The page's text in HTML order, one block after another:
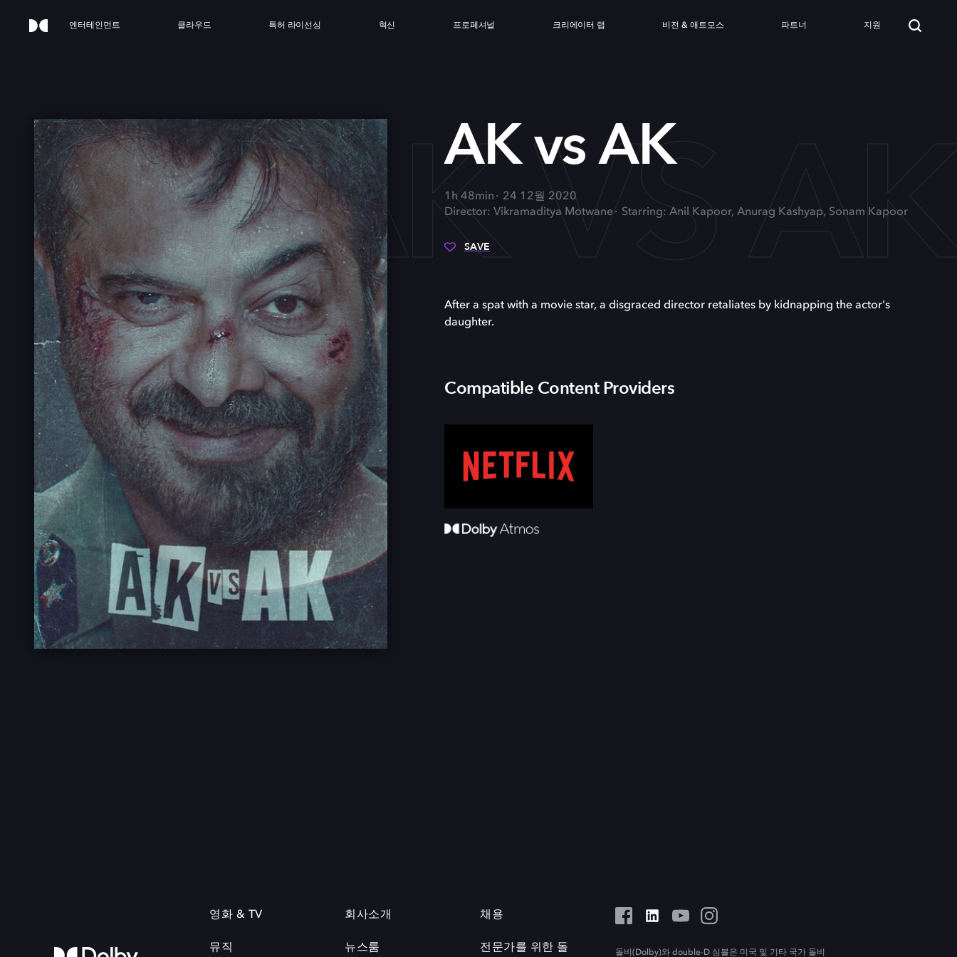
엔터테인먼트 클라우드 특허 라이선싱 혁신 프로페셔널 크리에이터 랩 비전 & 애트모스 파트너 지원
AK VS
AK vs AK
1h 48min
24 12월 2020
Director: Vikramaditya Motwane
Starring: Anil Kapoor, Anurag Kashyap, Sonam Kapoor
SAVE
After a spat with a movie star, a disgraced director retaliates by kidnapping the actor's
daughter.
Compatible Content Providers
영화 & TV
뮤직
회사소개
뉴스룸
채용
전문가를 위한 돌 돌비(Dolby)와 double-D 심볼은 미국 및 기타 국가 돌비